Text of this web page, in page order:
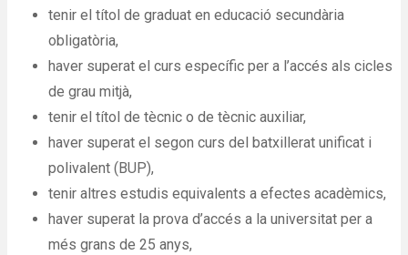
tenir el títol de graduat en educació secundària
obligatòria,
haver superat el curs específic per a l’accés als cicles
de grau mitjà,
tenir el títol de tècnic o de tècnic auxiliar,
haver superat el segon curs del batxillerat unificat i
polivalent (BUP),
tenir altres estudis equivalents a efectes acadèmics,
haver superat la prova d’accés a la universitat per a
més grans de 25 anys,